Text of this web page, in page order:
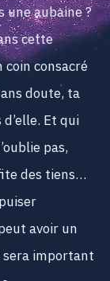
une aubaine ?
cette
coin consacré
doute, ta
Et qui
pas,
des tiens…
avoir un
important